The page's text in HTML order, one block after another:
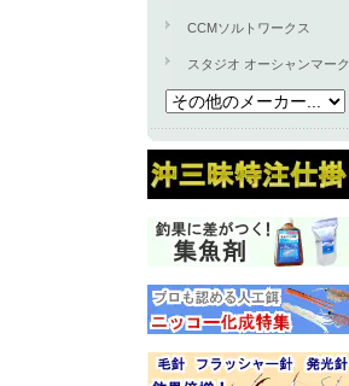
CCMソルトワークス
スタジオ オーシャンマーク